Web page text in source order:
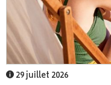
29 juillet 2026